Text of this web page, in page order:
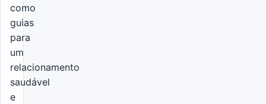
como
guias
para
um
relacionamento
saudável
e